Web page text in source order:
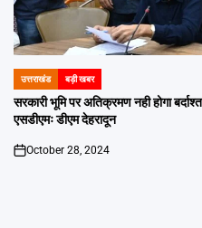
POSTED
IN
उत्तराखंड बड़ी खबर
सरकारी भूमि पर अतिक्रमण नही होगा
एसडीएमः डीएम देहरादून
on
October 28, 2024